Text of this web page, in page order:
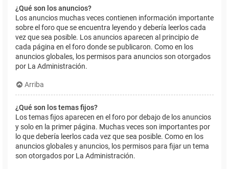
¿Qué son los anuncios?
Los anuncios muchas veces contienen información importante
sobre el foro que se encuentra leyendo y debería leerlos cada
vez que sea posible. Los anuncios aparecen al principio de
cada página en el foro donde se publicaron. Como en los
anuncios globales, los permisos para anuncios son otorgados
por La Administración.
Arriba
¿Qué son los temas fijos?
Los temas fijos aparecen en el foro por debajo de los anuncios
y solo en la primer página. Muchas veces son importantes por
lo que debería leerlos cada vez que sea posible. Como en los
anuncios globales y anuncios, los permisos para fijar un tema
son otorgados por La Administración.